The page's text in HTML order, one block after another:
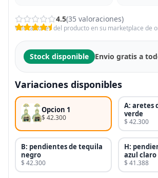
4.5(35 valoraciones)
Valoraciones del producto en su marketplace de
Stock disponible Envio gratis a
Variaciones disponibles
Opcion 1
$ 42.300
A: aretes
verde
$ 42.300
B: pendientes de tequila
negro
$ 42.300
H:
azul claro
$ 41.388